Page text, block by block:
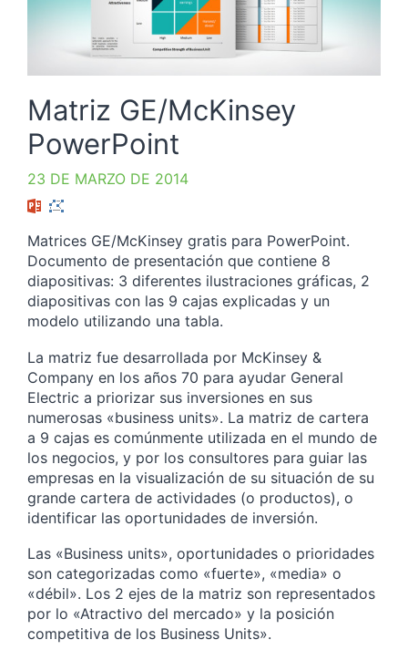
Matriz GE/McKinsey
PowerPoint
23 DE MARZO DE 2014
Matrices GE/McKinsey gratis para PowerPoint.
Documento de presentación que contiene 8
diapositivas: 3 diferentes ilustraciones gráficas, 2
diapositivas con las 9 cajas explicadas y un
modelo utilizando una tabla.
La matriz fue desarrollada por McKinsey &
Company en los años 70 para ayudar General
Electric a priorizar sus inversiones en sus
numerosas «business units». La matriz de cartera
a 9 cajas es comúnmente utilizada en el mundo de
los negocios, y por los consultores para guiar las
empresas en la visualización de su situación de su
grande cartera de actividades (o productos), o
identificar las oportunidades de inversión.
Las «Business units», oportunidades o prioridades
son categorizadas como «fuerte», «media» o
«débil». Los 2 ejes de la matriz son representados
por lo «Atractivo del mercado» y la posición
competitiva de los Business Units».